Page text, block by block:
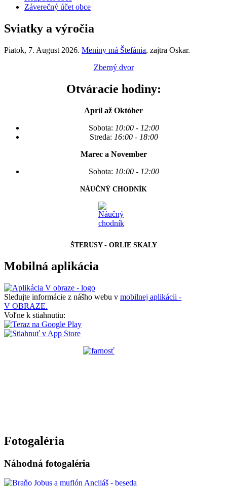
Záverečný účet obce
Sviatky a výročia
Piatok, 7. August 2026. Meniny má Štefánia, zajtra Oskar.
Zberný dvor
Otváracie hodiny:
Apríl až Október
Sobota: 10:00 - 12:00
Streda: 16:00 - 18:00
Marec a November
Sobota: 10:00 - 12:00
NÁUČNÝ CHODNÍK
ŠTERUSY - ORLIE SKALY
Mobilná aplikácia
Sledujte informácie z nášho webu v mobilnej aplikácii -
V OBRAZE.
Voľne k stiahnutiu:
Fotogaléria
Náhodná fotogaléria